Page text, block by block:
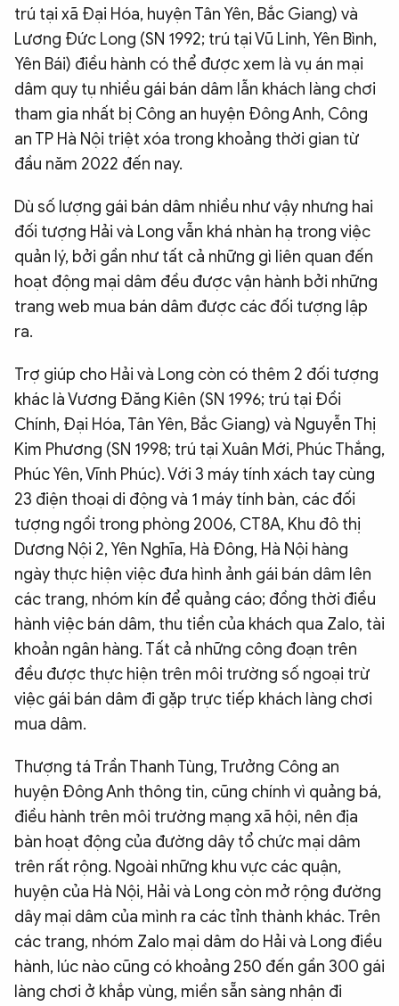
Infographic
Chuyên trangAn ninh thế giới Văn nghệ Công an
Chuyên đề
trú tại xã Đại Hóa, huyện Tân Yên, Bắc Giang) và
Lương Đức Long (SN 1992; trú tại Vũ Linh, Yên Bình,
Yên Bái) điều hành có thể được xem là vụ án mại
dâm quy tụ nhiều gái bán dâm lẫn khách làng chơi
tham gia nhất bị Công an huyện Đông Anh, Công
an TP Hà Nội triệt xóa trong khoảng thời gian từ
đầu năm 2022 đến nay.
Dù số lượng gái bán dâm nhiều như vậy nhưng hai
đối tượng Hải và Long vẫn khá nhàn hạ trong việc
quản lý, bởi gần như tất cả những gì liên quan đến
hoạt động mại dâm đều được vận hành bởi những
trang web mua bán dâm được các đối tượng lập
ra.
Trợ giúp cho Hải và Long còn có thêm 2 đối tượng
khác là Vương Đăng Kiên (SN 1996; trú tại Đồi
Chính, Đại Hóa, Tân Yên, Bắc Giang) và Nguyễn Thị
Kim Phương (SN 1998; trú tại Xuân Mới, Phúc Thắng,
Phúc Yên, Vĩnh Phúc). Với 3 máy tính xách tay cùng
23 điện thoại di động và 1 máy tính bàn, các đối
tượng ngồi trong phòng 2006, CT8A, Khu đô thị
Dương Nội 2, Yên Nghĩa, Hà Đông, Hà Nội hàng
ngày thực hiện việc đưa hình ảnh gái bán dâm lên
các trang, nhóm kín để quảng cáo; đồng thời điều
hành việc bán dâm, thu tiền của khách qua Zalo, tài
khoản ngân hàng. Tất cả những công đoạn trên
đều được thực hiện trên môi trường số ngoại trừ
việc gái bán dâm đi gặp trực tiếp khách làng chơi
mua dâm.
Thượng tá Trần Thanh Tùng, Trưởng Công an
huyện Đông Anh thông tin, cũng chính vì quảng bá,
điều hành trên môi trường mạng xã hội, nên địa
bàn hoạt động của đường dây tổ chức mại dâm
trên rất rộng. Ngoài những khu vực các quận,
huyện của Hà Nội, Hải và Long còn mở rộng đường
dây mại dâm của mình ra các tỉnh thành khác. Trên
các trang, nhóm Zalo mại dâm do Hải và Long điều
hành, lúc nào cũng có khoảng 250 đến gần 300 gái
làng chơi ở khắp vùng, miền sẵn sàng nhận đi